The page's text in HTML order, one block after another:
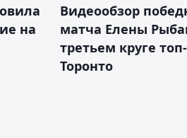
на
Видеообзор
матча Елены
третьем круге
Торонто